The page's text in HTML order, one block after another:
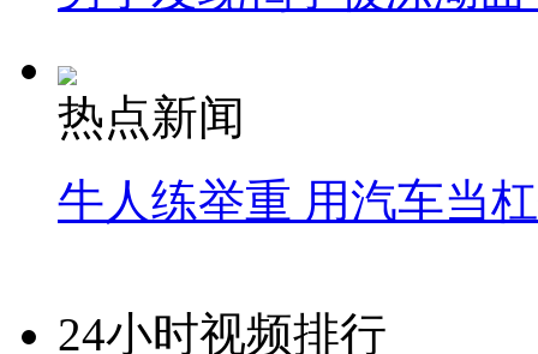
热点新闻
牛人练举重 用汽车当
24小时视频排行